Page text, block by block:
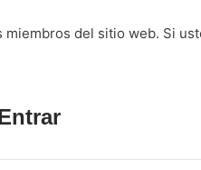
miembros del sitio web. Si